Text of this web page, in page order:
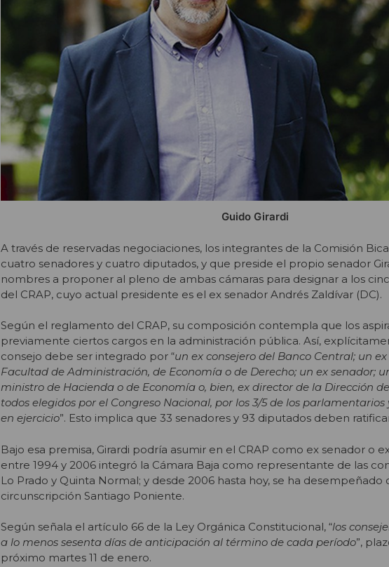
Guido Girardi
A través de reservadas negociaciones, los integrantes de la Comisión
cuatro senadores y cuatro diputados, y que preside el propio senador
nombres a proponer al pleno de ambas cámaras para designar a los
del CRAP, cuyo actual presidente es el ex senador Andrés Zaldívar (DC).
Según el reglamento del CRAP, su composición contempla que los
previamente ciertos cargos en la administración pública. Así,
consejo debe ser integrado por “un ex consejero del Banco Central; un
Facultad de Administración, de Economía o de Derecho; un ex senador;
ministro de Hacienda o de Economía o, bien, ex director de la Dirección
todos elegidos por el Congreso Nacional, por los 3/5 de los
en ejercicio”. Esto implica que 33 senadores y 93 diputados deben
Bajo esa premisa, Girardi podría asumir en el CRAP como ex senador o
entre 1994 y 2006 integró la Cámara Baja como representante de las
Lo Prado y Quinta Normal; y desde 2006 hasta hoy, se ha
circunscripción Santiago Poniente.
Según señala el artículo 66 de la Ley Orgánica Constitucional, “los
a lo menos sesenta días de anticipación al término de cada período”,
próximo martes 11 de enero.